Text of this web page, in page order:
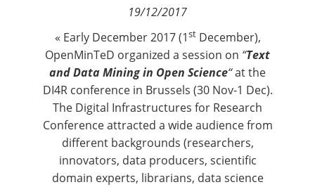
Nous suivre
19/12/2017
« Early December 2017 (1stDecember),
OpenMinTeD organized a session on “Text
and Data Mining in Open Science“at the
DI4R conference in Brussels (30 Nov-1 Dec).
The Digital Infrastructures for Research
Conference attracted a wide audience from
different backgrounds (researchers,
innovators, data producers, scientific
domain experts, librarians, data science